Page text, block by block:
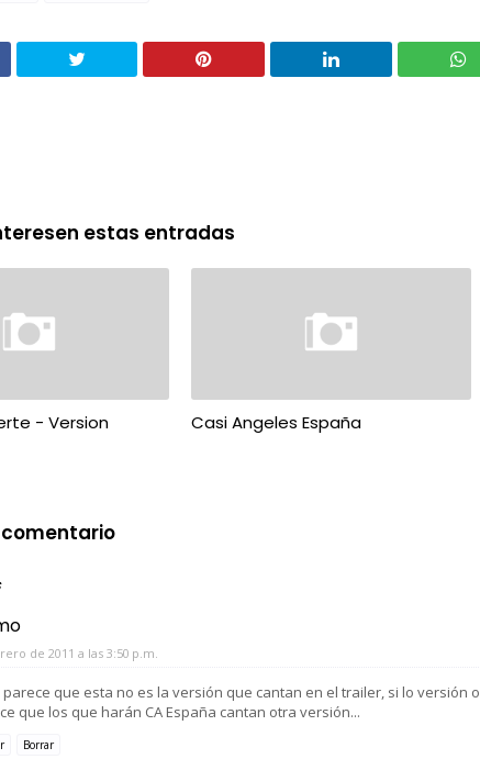
estas entradas
- Version
Casi Angeles España
de 2011 a las 3:50 p.m.
parece que esta no es la versión que cantan en el trailer, si lo versión
que los que harán CA España cantan otra versión...
Borrar